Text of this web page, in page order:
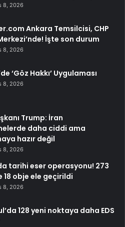
8, 2026
Ankara Temsilcisi, CHP
İşte son durum
8, 2026
‘Göz Hakkı’ Uygulaması
8, 2026
Trump: İran
daha ciddi ama
hazır değil
8, 2026
tarihi eser operasyonu! 273
18 obje ele geçirildi
8, 2026
128 yeni noktaya daha EDS